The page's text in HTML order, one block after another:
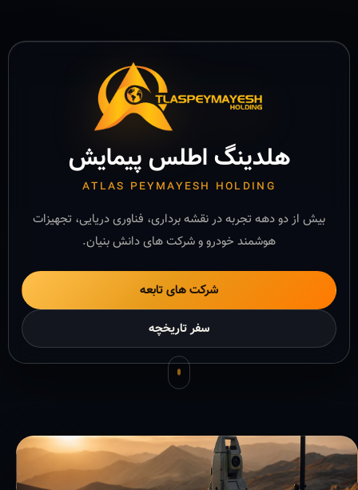
هلدینگ اطلس پیمایش
ATLAS PEYMAYESH HOLDING
بیش از دو دهه تجربه در نقشه برداری، فناوری دریایی، تجهیزات
هوشمند خودرو و شرکت های دانش بنیان.
شرکت های تابعه
سفر تاریخچه